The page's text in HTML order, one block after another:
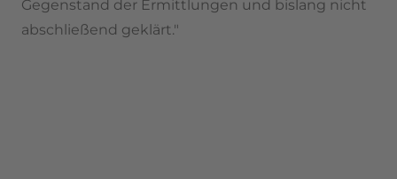
Gegenstand der Ermittlungen und bislang nicht
abschließend geklärt."